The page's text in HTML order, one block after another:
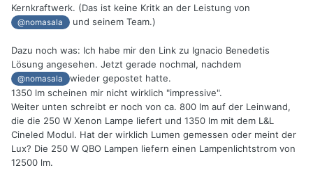
Kernkraftwerk. (Das ist keine Kritk an der Leistung von
@nomasala und seinem Team.)
Dazu noch was: Ich habe mir den Link zu Ignacio Benedetis
Lösung angesehen. Jetzt gerade nochmal, nachdem
@nomasala
wieder gepostet hatte.
1350 lm scheinen mir nicht wirklich "impressive".
Weiter unten schreibt er noch von ca. 800 lm auf der Leinwand,
die die 250 W Xenon Lampe liefert und 1350 lm mit dem L&L
Cineled Modul. Hat der wirklich Lumen gemessen oder meint der
Lux? Die 250 W QBO Lampen liefern einen Lampenlichtstrom von
12500 lm.